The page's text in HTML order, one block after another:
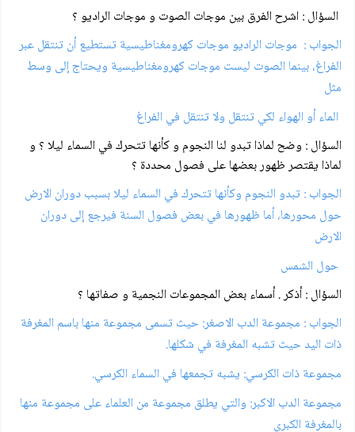
السؤال : اشرح الفرق بين موجات الصوت و موجات الراديو ؟
الجواب : موجات الراديو موجات كهرومغناطيسية تستطيع أن تنتقل عبر
الفراغ، بينما الصوت ليست موجات كهرومغناطيسية ويحتاج إلى وسط
مثل
الماء أو الهواء لكي تنتقل ولا تنتقل في الفراغ
السؤال : وضح لماذا تبدو لنا النجوم و كأنها تتحرك في السماء ليلا ؟ و
لماذا يقتصر ظهور بعضها على فصول محددة ؟
الجواب :تبدو النجوم وكأنها تتحرك في السماء ليلا بسبب دوران الارض
حول محورها، أما ظهورها في بعض فصول السنة فيرجع إلى دوران
الارض
حول الشمس
السؤال : أذكر . أسماء بعض المجموعات النجمية و صفاتها ؟
الجواب : مجموعة الدب الاصغر: حيث تسمى مجموعة منها باسم المغرفة
ذات اليد حيث تشبه المغرفة في شكلها.
مجموعة ذات الكرسي: يشبه تجمعها في السماء الكرسي.
مجموعة الدب الاكبر: والتي يطلق مجموعة من العلماء على مجموعة منها
بالمغرفة الكبرى